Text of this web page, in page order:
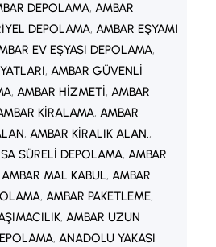
DEPOLAMA, AMBAR
DEPOLAMA, AMBAR EŞYAMI
EV EŞYASI DEPOLAMA
, AMBAR GÜVENLI
, AMBAR HIZMETI, AMBAR
KIRALAMA, AMBAR
, AMBAR KIRALIK ALAN.
SÜRELI DEPOLAMA, AMBAR
AMBAR MAL KABUL, AMBAR
, AMBAR PAKETLEME
, AMBAR UZUN
, ANADOLU YAKASI